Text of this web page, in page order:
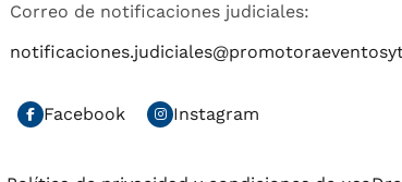
Correo de notificaciones judiciales:
Facebook Instagram